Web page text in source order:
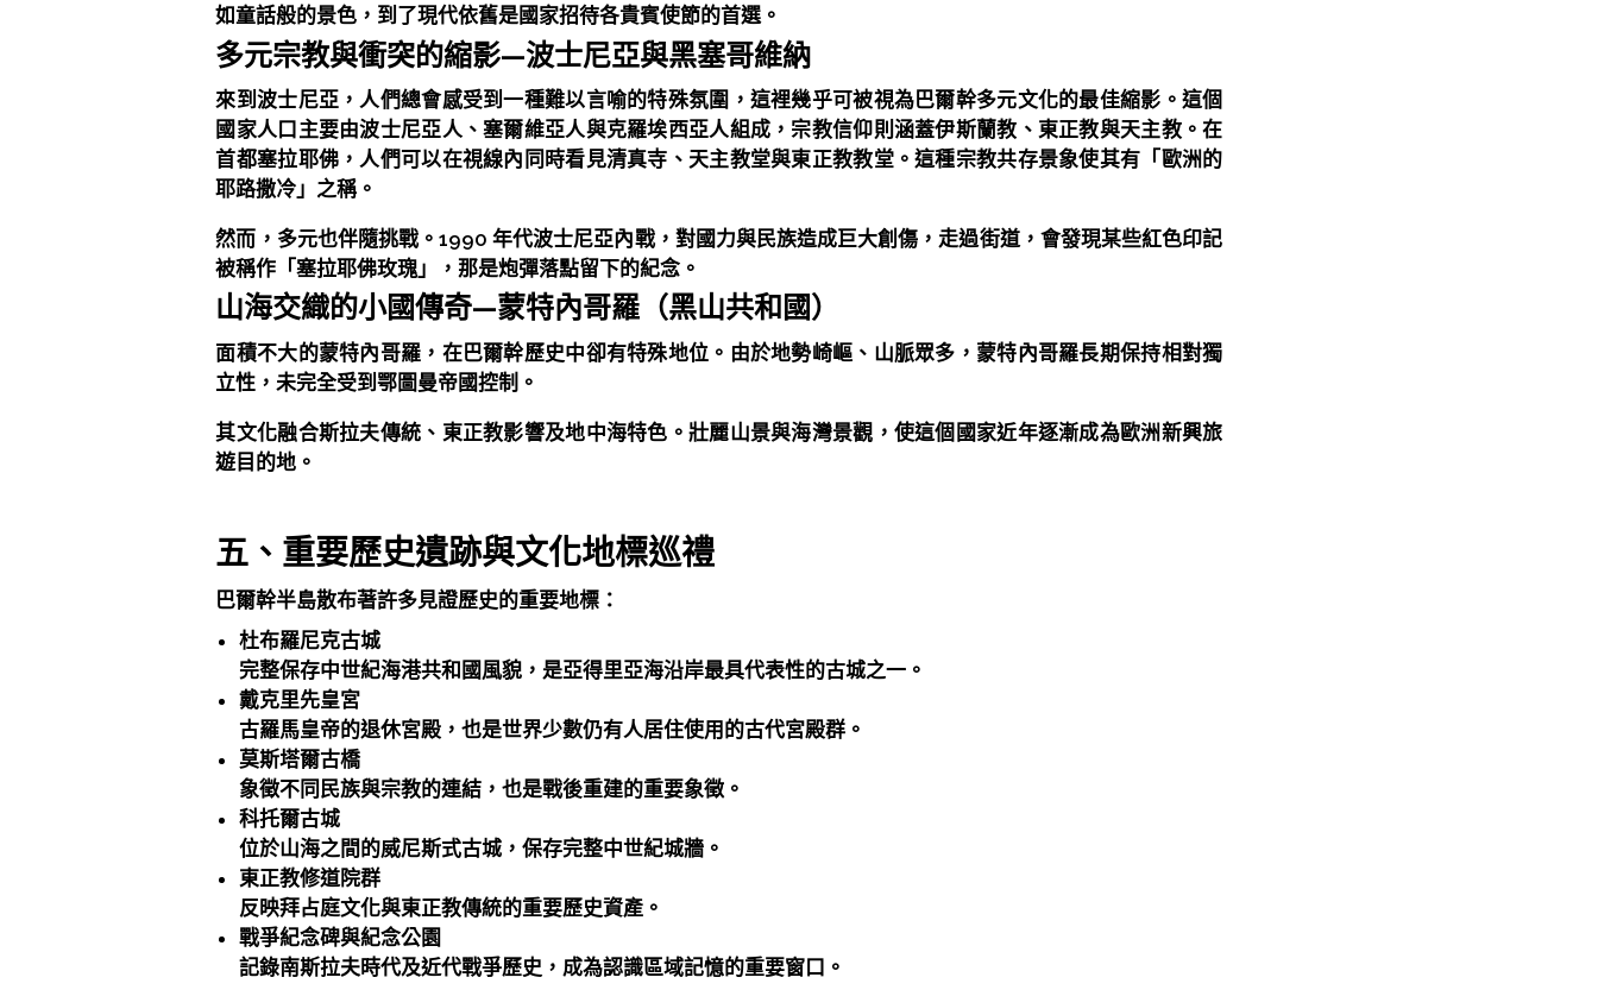
如童話般的景色，到了現代依舊是國家招待各貴賓使節的首選。
多元宗教與衝突的縮影—波士尼亞與黑塞哥維納
來到波士尼亞，人們總會感受到一種難以言喻的特殊氛圍，這裡幾乎可被視為巴爾幹多元文化的最佳縮影。這個
國家人口主要由波士尼亞人、塞爾維亞人與克羅埃西亞人組成，宗教信仰則涵蓋伊斯蘭教、東正教與天主教。在
首都塞拉耶佛，人們可以在視線內同時看見清真寺、天主教堂與東正教教堂。這種宗教共存景象使其有「歐洲的
耶路撒冷」之稱。
然而，多元也伴隨挑戰。1990 年代波士尼亞內戰，對國力與民族造成巨大創傷，走過街道，會發現某些紅色印記
被稱作「塞拉耶佛玫瑰」，那是炮彈落點留下的紀念。
山海交織的小國傳奇—蒙特內哥羅（黑山共和國）
面積不大的蒙特內哥羅，在巴爾幹歷史中卻有特殊地位。由於地勢崎嶇、山脈眾多，蒙特內哥羅長期保持相對獨
立性，未完全受到鄂圖曼帝國控制。
其文化融合斯拉夫傳統、東正教影響及地中海特色。壯麗山景與海灣景觀，使這個國家近年逐漸成為歐洲新興旅
遊目的地。
五、重要歷史遺跡與文化地標巡禮
巴爾幹半島散布著許多見證歷史的重要地標：
杜布羅尼克古城
完整保存中世紀海港共和國風貌，是亞得里亞海沿岸最具代表性的古城之一。
戴克里先皇宮
古羅馬皇帝的退休宮殿，也是世界少數仍有人居住使用的古代宮殿群。
莫斯塔爾古橋
象徵不同民族與宗教的連結，也是戰後重建的重要象徵。
科托爾古城
位於山海之間的威尼斯式古城，保存完整中世紀城牆。
東正教修道院群
反映拜占庭文化與東正教傳統的重要歷史資產。
戰爭紀念碑與紀念公園
記錄南斯拉夫時代及近代戰爭歷史，成為認識區域記憶的重要窗口。